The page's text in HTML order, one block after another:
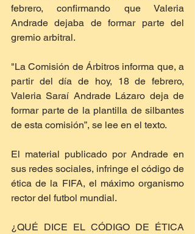
febrero, confirmando que Valeria
Andrade dejaba de formar parte del
gremio arbitral.
"La Comisión de Árbitros informa que, a
partir del día de hoy, 18 de febrero,
Valeria Saraí Andrade Lázaro deja de
formar parte de la plantilla de silbantes
de esta comisión”, se lee en el texto.
El material publicado por Andrade en
sus redes sociales, infringe el código de
ética de la FIFA, el máximo organismo
rector del futbol mundial.
¿QUÉ DICE EL CÓDIGO DE ÉTICA